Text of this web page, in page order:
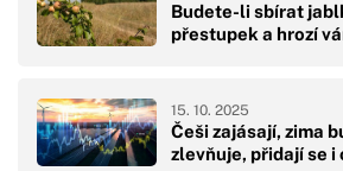
Budete-li sbírat
přestupek a hrozí
Češi zajásají, zima
zlevňuje, přidají se i
15. 10. 2025